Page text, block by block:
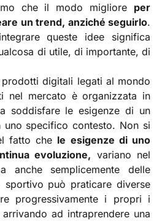
che il modo migliore per
un trend, anziché seguirlo.
queste idee significa
di utile, di importante, di
digitali legati al mondo
nel mercato è organizzata in
soddisfare le esigenze di un
uno specifico contesto. Non si
fatto che le esigenze di uno
evoluzione, variano nel
anche semplicemente delle
sportivo può praticare diverse
progressivamente i propri i
ad intraprendere una